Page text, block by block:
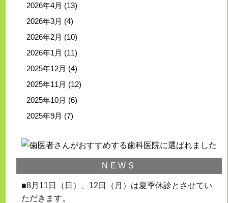
2026年4月 (13)
2026年3月 (4)
2026年2月 (10)
2026年1月 (11)
2025年12月 (4)
2025年11月 (12)
2025年10月 (6)
2025年9月 (7)
NEWS
■8月11日（日）、12日（月）は夏季休診とさせてい
ただきます。